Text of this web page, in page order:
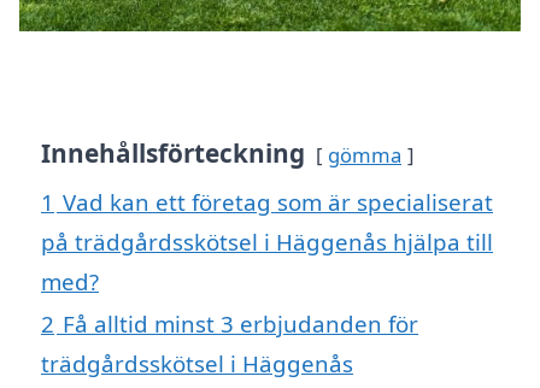
Innehållsförteckning gömma
1 Vad kan ett företag som är specialiserat
på trädgårdsskötsel i Häggenås hjälpa till
med?
2 Få alltid minst 3 erbjudanden för
trädgårdsskötsel i Häggenås